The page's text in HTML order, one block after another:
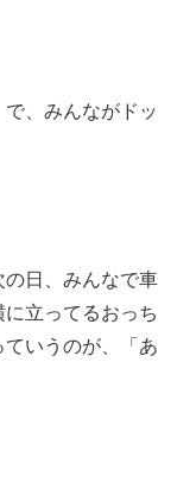
、みんながドッ
の日、みんなで車
立ってるおっち
いうのが、「あ